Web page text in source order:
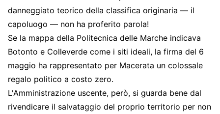
danneggiato teorico della classifica originaria — il
capoluogo — non ha proferito parola!
Se la mappa della Politecnica delle Marche indicava
Botonto e Colleverde come i siti ideali, la firma del 6
maggio ha rappresentato per Macerata un colossale
regalo politico a costo zero.
L'Amministrazione uscente, però, si guarda bene dal
rivendicare il salvataggio del proprio territorio per non